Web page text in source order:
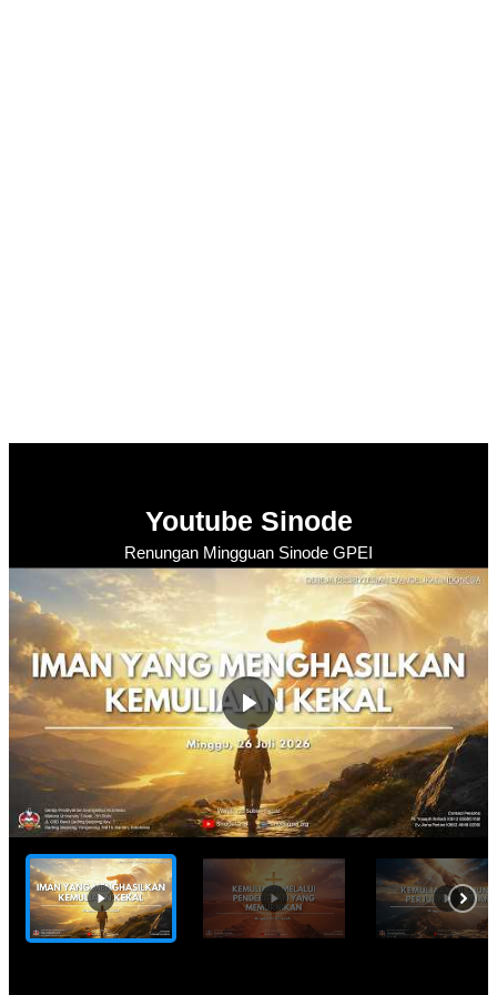
Youtube Sinode
Renungan Mingguan Sinode GPEI